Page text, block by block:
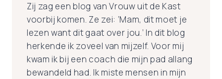
Zij zag een blog van Vrouw uit de Kast
voorbij komen. Ze zei: ‘Mam, dit moet je
lezen want dit gaat over jou.’ In dit blog
herkende ik zoveel van mijzelf. Voor mij
kwam ik bij een coach die mijn pad allang
bewandeld had. Ik miste mensen in mijn